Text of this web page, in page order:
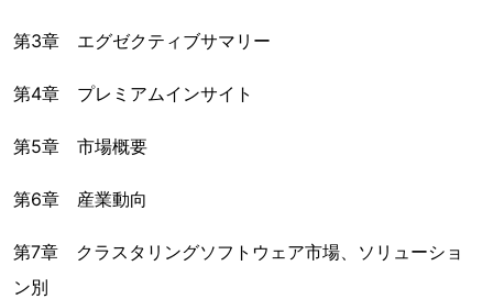
第3章 エグゼクティブサマリー
第4章 プレミアムインサイト
第5章 市場概要
第6章 産業動向
第7章 クラスタリングソフトウェア市場、ソリューショ
ン別